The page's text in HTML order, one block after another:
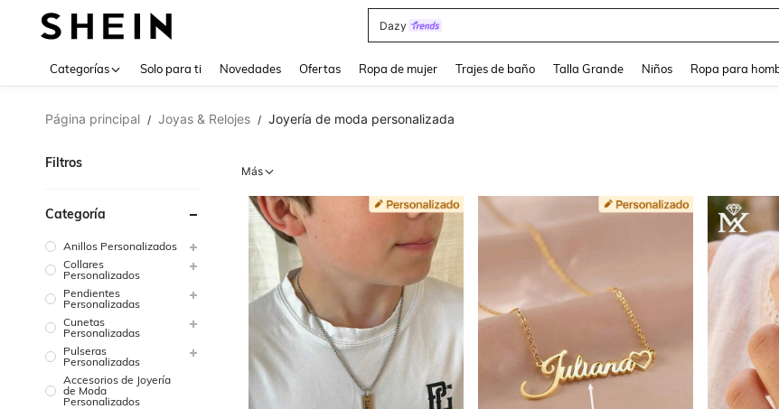
Dazy
Categorías Solo para ti Novedades Ofertas Ropa de mujer Trajes de baño Talla Grande Niños Ropa para
Página principal / Joyas & Relojes / Joyería de moda personalizada
Filtros
Categoría
Anillos Personalizados
Collares
Personalizados
Pendientes
Personalizadas
Cunetas
Personalizadas
Pulseras
Personalizadas
Accesorios de Joyería
de Moda
Personalizados
Más